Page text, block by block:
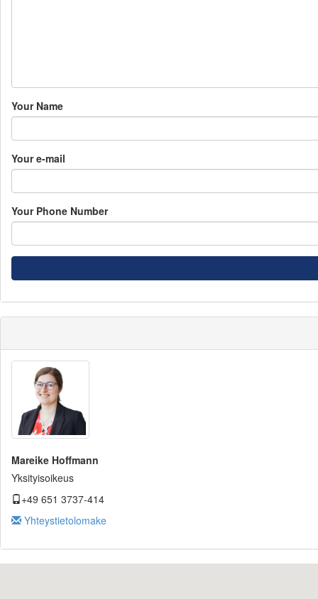
Your Name
Your e-mail
Your Phone Number
Mareike Hoffmann
Yksityisoikeus
+49 651 3737-414
Yhteystietolomake